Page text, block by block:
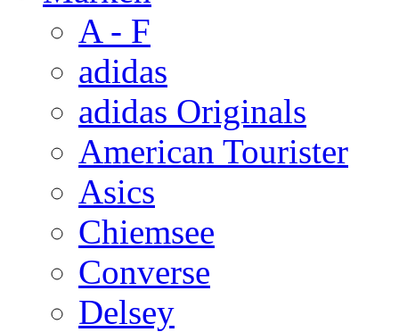
A - F
adidas
adidas Originals
American Tourister
Asics
Chiemsee
Converse
Delsey